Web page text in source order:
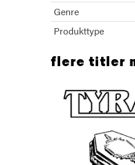
Genre
Produkttype
flere titler